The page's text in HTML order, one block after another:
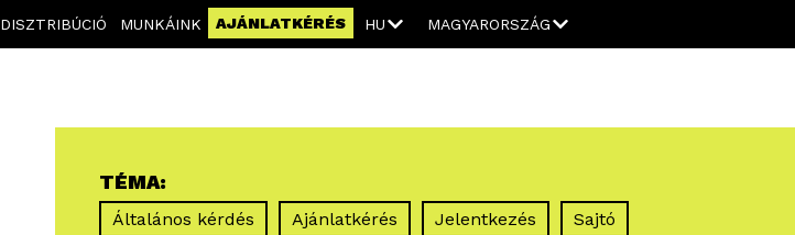
DISZTRIBÚCIÓ MUNKÁINK AJÁNLATKÉRÉS HU MAGYARORSZÁG
TÉMA:
Általános kérdés Ajánlatkérés Jelentkezés Sajtó